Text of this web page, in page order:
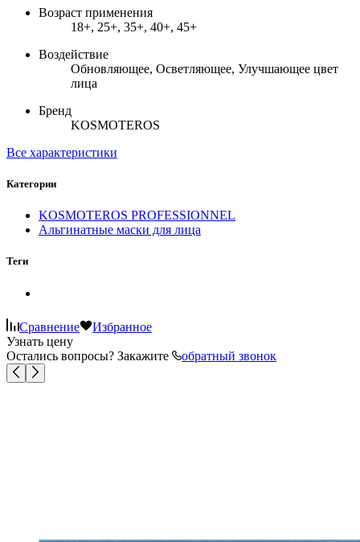
Возраст применения
18+, 25+, 35+, 40+, 45+
Воздействие
Обновляющее, Осветляющее, Улучшающее цвет
лица
Бренд
KOSMOTEROS
Все характеристики
Категории
KOSMOTEROS PROFESSIONNEL
Альгинатные маски для лица
Теги
Сравнение
Избранное
Узнать цену
Остались вопросы? Закажите
обратный звонок